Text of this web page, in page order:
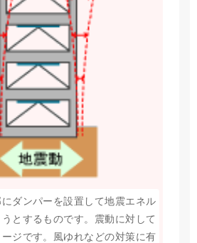
ダンパーを設置して地震エネル
とするものです。震動に対して
ジです。風ゆれなどの対策に有